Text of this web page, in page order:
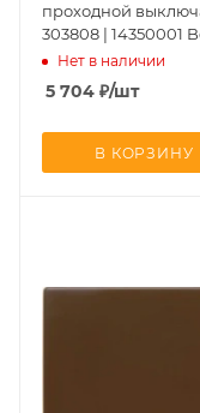
проходной
303808 | 14350001
Нет в наличии
5 704 ₽/шт
В КОРЗИНУ